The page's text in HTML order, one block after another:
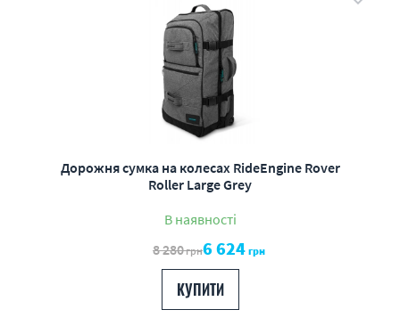
Дорожня сумка на колесах RideEngine Rover
Roller Large Grey
В наявності
8 280грн6 624 грн
КУПИТИ